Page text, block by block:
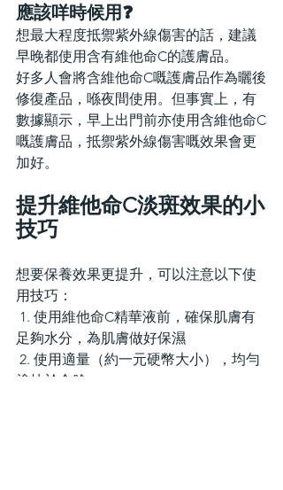
應該咩時候用❓
想最大程度抵禦紫外線傷害的話，建議
早晚都使用含有維他命C的護膚品。
好多人會將含維他命C嘅護膚品作為曬後
修復產品，喺夜間使用。但事實上，有
數據顯示，早上出門前亦使用含維他命C
嘅護膚品，抵禦紫外線傷害嘅效果會更
加好。
提升維他命C淡斑效果的小
技巧
想要保養效果更提升，可以注意以下使
用技巧：
1. 使用維他命C精華液前，確保肌膚有
足夠水分，為肌膚做好保濕
2. 使用適量（約一元硬幣大小），均勻
塗抹於全臉